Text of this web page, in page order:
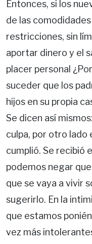
Entonces, si los
de las
restricciones, sin
aportar dinero y el
placer personal
suceder que los
hijos en su propia
Se dicen así
culpa, por otro lado
cumplió. Se recibió
podemos negar
que se vaya a vivir
sugerirlo. En la
que estamos
vez más